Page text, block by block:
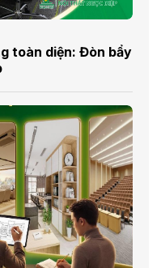
toàn diện: Đòn bẩy